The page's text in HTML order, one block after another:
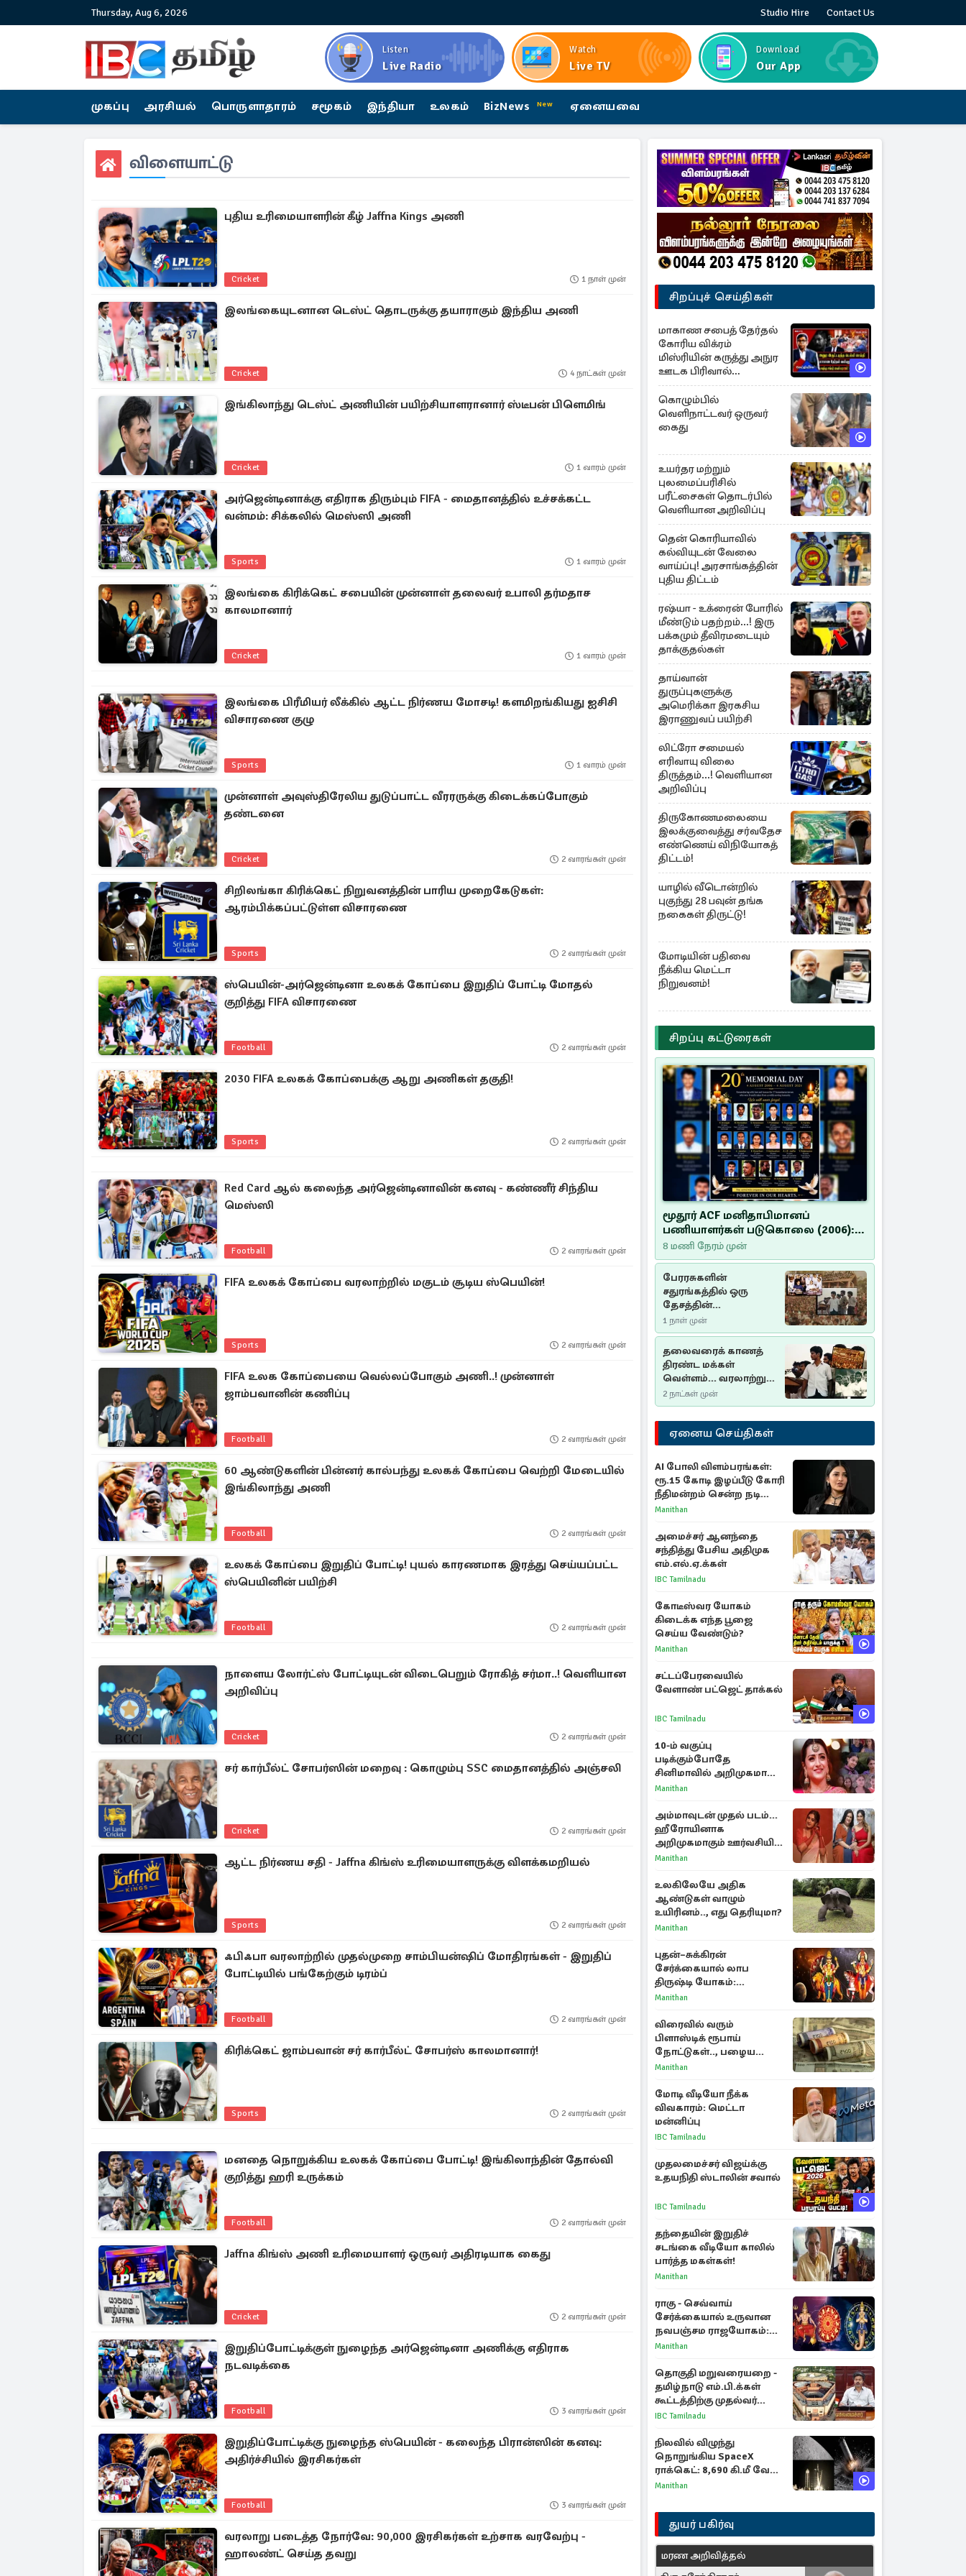
Thursday, Aug 6, 2026 Studio Hire Contact Us
Listen
Live Radio
Watch
Live TV
Download
Our App
முகப்பு அரசியல் பொருளாதாரம் சமூகம் இந்தியா உலகம் BizNews New ஏனையவை
விளையாட்டு
புதிய உரிமையாளரின் கீழ் Jaffna Kings அணி
Cricket 1 நாள் முன்
இலங்கையுடனான டெஸ்ட் தொடருக்கு தயாராகும் இந்திய அணி
Cricket 4 நாட்கள் முன்
இங்கிலாந்து டெஸ்ட் அணியின் பயிற்சியாளரானார் ஸ்டீபன் பிளெமிங்
Cricket 1 வாரம் முன்
அர்ஜென்டினாக்கு எதிராக திரும்பும் FIFA - மைதானத்தில் உச்சக்கட்ட
வன்மம்: சிக்கலில் மெஸ்ஸி அணி
Sports 1 வாரம் முன்
இலங்கை கிரிக்கெட் சபையின் முன்னாள் தலைவர் உபாலி தர்மதாச
காலமானார்
Cricket 1 வாரம் முன்
இலங்கை பிரீமியர் லீக்கில் ஆட்ட நிர்ணய மோசடி! களமிறங்கியது ஐசிசி
விசாரணை குழு
Sports 1 வாரம் முன்
முன்னாள் அவுஸ்திரேலிய துடுப்பாட்ட வீரரருக்கு கிடைக்கப்போகும்
தண்டனை
Cricket 2 வாரங்கள் முன்
சிறிலங்கா கிரிக்கெட் நிறுவனத்தின் பாரிய முறைகேடுகள்:
ஆரம்பிக்கப்பட்டுள்ள விசாரணை
Sports 2 வாரங்கள் முன்
ஸ்பெயின்-அர்ஜென்டினா உலகக் கோப்பை இறுதிப் போட்டி மோதல்
குறித்து FIFA விசாரணை
Football 2 வாரங்கள் முன்
2030 FIFA உலகக் கோப்பைக்கு ஆறு அணிகள் தகுதி!
Sports 2 வாரங்கள் முன்
Red Card ஆல் கலைந்த அர்ஜென்டினாவின் கனவு - கண்ணீர் சிந்திய
மெஸ்ஸி
Football 2 வாரங்கள் முன்
FIFA உலகக் கோப்பை வரலாற்றில் மகுடம் சூடிய ஸ்பெயின்!
Sports 2 வாரங்கள் முன்
FIFA உலக கோப்பையை வெல்லப்போகும் அணி..! முன்னாள்
ஜாம்பவானின் கணிப்பு
Football 2 வாரங்கள் முன்
60 ஆண்டுகளின் பின்னர் கால்பந்து உலகக் கோப்பை வெற்றி மேடையில்
இங்கிலாந்து அணி
Football 2 வாரங்கள் முன்
உலகக் கோப்பை இறுதிப் போட்டி! புயல் காரணமாக இரத்து செய்யப்பட்ட
ஸ்பெயினின் பயிற்சி
Football 2 வாரங்கள் முன்
நாளைய லோர்ட்ஸ் போட்டியுடன் விடைபெறும் ரோகித் சர்மா..! வெளியான
அறிவிப்பு
Cricket 2 வாரங்கள் முன்
சர் கார்பீல்ட் சோபர்ஸின் மறைவு : கொழும்பு SSC மைதானத்தில் அஞ்சலி
Cricket 2 வாரங்கள் முன்
ஆட்ட நிர்ணய சதி - Jaffna கிங்ஸ் உரிமையாளருக்கு விளக்கமறியல்
Sports 2 வாரங்கள் முன்
ஃபிஃபா வரலாற்றில் முதல்முறை சாம்பியன்ஷிப் மோதிரங்கள் - இறுதிப்
போட்டியில் பங்கேற்கும் டிரம்ப்
Football 2 வாரங்கள் முன்
கிரிக்கெட் ஜாம்பவான் சர் கார்பீல்ட் சோபர்ஸ் காலமானார்!
Sports 2 வாரங்கள் முன்
மனதை நொறுக்கிய உலகக் கோப்பை போட்டி! இங்கிலாந்தின் தோல்வி
குறித்து ஹரி உருக்கம்
Football 2 வாரங்கள் முன்
Jaffna கிங்ஸ் அணி உரிமையாளர் ஒருவர் அதிரடியாக கைது
Cricket 2 வாரங்கள் முன்
இறுதிப்போட்டிக்குள் நுழைந்த அர்ஜென்டினா அணிக்கு எதிராக
நடவடிக்கை
Football 3 வாரங்கள் முன்
இறுதிப்போட்டிக்கு நுழைந்த ஸ்பெயின் - கலைந்த பிரான்ஸின் கனவு:
அதிர்ச்சியில் இரசிகர்கள்
Football 3 வாரங்கள் முன்
வரலாறு படைத்த நோர்வே: 90,000 இரசிகர்கள் உற்சாக வரவேற்பு -
ஹாலண்ட் செய்த தவறு
சிறப்புச் செய்திகள்
மாகாண சபைத் தேர்தல்
கோரிய விக்ரம்
மிஸ்ரியின் கருத்து அநுர
ஊடக பிரிவால்
அமுக்கப்பட்டது ஏன்...!
கொழும்பில்
வெளிநாட்டவர் ஒருவர்
கைது
உயர்தர மற்றும்
புலமைப்பரிசில்
பரீட்சைகள் தொடர்பில்
வெளியான அறிவிப்பு
தென் கொரியாவில்
கல்வியுடன் வேலை
வாய்ப்பு! அரசாங்கத்தின்
புதிய திட்டம்
ரஷ்யா - உக்ரைன் போரில்
மீண்டும் பதற்றம்...! இரு
பக்கமும் தீவிரமடையும்
தாக்குதல்கள்
தாய்வான்
துருப்புகளுக்கு
அமெரிக்கா இரகசிய
இராணுவப் பயிற்சி
லிட்ரோ சமையல்
எரிவாயு விலை
திருத்தம்...! வெளியான
அறிவிப்பு
திருகோணமலையை
இலக்குவைத்து சர்வதேச
எண்ணெய் விநியோகத்
திட்டம்!
யாழில் வீடொன்றில்
புகுந்து 28 பவுன் தங்க
நகைகள் திருட்டு!
மோடியின் பதிவை
நீக்கிய மெட்டா
நிறுவனம்!
சிறப்பு கட்டுரைகள்
மூதூர் ACF மனிதாபிமானப்
பணியாளர்கள் படுகொலை (2006):
20 ஆண்டுகளாகியும் நீதி
மறுக்கப்பட்ட மனிதாபிமானப்
பேரவலம்
8 மணி நேரம் முன்
பேரரசுகளின்
சதுரங்கத்தில் ஒரு
தேசத்தின்
தீர்க்கதரிசனம் :
சுதுமலை பிரகடனம்
ஒரு வரலாற்றுப் பாடம்
1 நாள் முன்
தலைவரைக் காணத்
திரண்ட மக்கள்
வெள்ளம்... வரலாற்றுச்
சிறப்புமிக்க சுதுமலைப்
பிரகடனம்…
2 நாட்கள் முன்
ஏனைய செய்திகள்
AI போலி விளம்பரங்கள்:
ரூ.15 கோடி இழப்பீடு கோரி
நீதிமன்றம் சென்ற நடிகை
ஸ்ருதி ஹாசன்!
Manithan
அமைச்சர் ஆனந்தை
சந்தித்து பேசிய அதிமுக
எம்.எல்.ஏ.க்கள்
IBC Tamilnadu
கோடீஸ்வர யோகம்
கிடைக்க எந்த பூஜை
செய்ய வேண்டும்?
Manithan
சட்டப்பேரவையில்
வேளாண் பட்ஜெட் தாக்கல்
IBC Tamilnadu
10-ம் வகுப்பு
படிக்கும்போதே
சினிமாவில் அறிமுகமான
த்ரிஷா! உண்மையை
காந்தி
Manithan
அம்மாவுடன் முதல் படம்...
ஹீரோயினாக
அறிமுகமாகும் ஊர்வசியின்
மகள் தேஜலட்சுமி!
Manithan
உலகிலேயே அதிக
ஆண்டுகள் வாழும்
உயிரினம்.., எது தெரியுமா?
Manithan
புதன்–சுக்கிரன்
சேர்க்கையால் லாப
திருஷ்டி யோகம்:
அதிர்ஷ்டம் பெறும் டாப் 3
Manithan
விரைவில் வரும்
பிளாஸ்டிக் ரூபாய்
நோட்டுகள்.., பழைய
காகித நோட்டுகள்
Manithan
மோடி வீடியோ நீக்க
விவகாரம்: மெட்டா
மன்னிப்பு
IBC Tamilnadu
முதலமைச்சர் விஜய்க்கு
உதயநிதி ஸ்டாலின் சவால்
IBC Tamilnadu
தந்தையின் இறுதிச்
சடங்கை வீடியோ காலில்
பார்த்த மகள்கள்!
Manithan
ராகு - செவ்வாய்
சேர்க்கையால் உருவான
நவபஞ்சம ராஜயோகம்:
அதிர்ஷ்டம் பெறும் 3
Manithan
தொகுதி மறுவரையறை -
தமிழ்நாடு எம்.பி.க்கள்
கூட்டத்திற்கு முதல்வர்
விஜய் அழைப்பு
IBC Tamilnadu
நிலவில் விழுந்து
நொறுங்கிய SpaceX
ராக்கெட்: 8,690 கி.மீ வேக
மோதலால் உருவான புதிய
Manithan
துயர் பகிர்வு
மரண அறிவித்தல்